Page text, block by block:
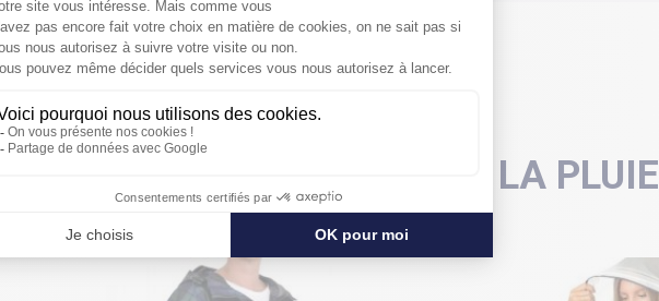
ENCORE PLUS DE LA PLUIE